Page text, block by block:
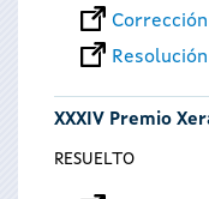
XXXIV Premio
RESUELTO